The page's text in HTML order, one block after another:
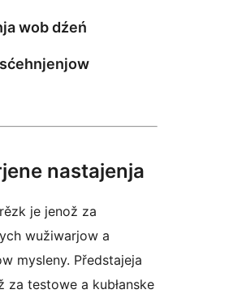
wob dźeń
nastajenja
je jenož za
wužiwarjow a
mysleny. Předstajeja
za testowe a kubłanske